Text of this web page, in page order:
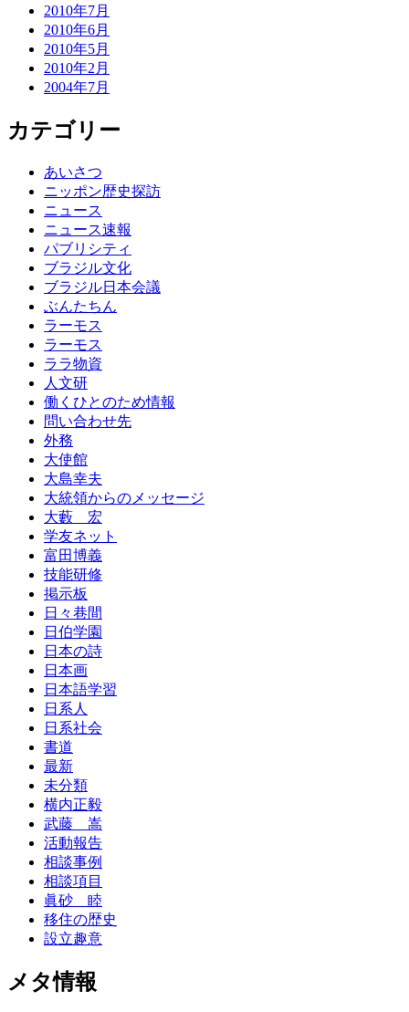
2010年7月
2010年6月
2010年5月
2010年2月
2004年7月
カテゴリー
あいさつ
ニッポン歴史探訪
ニュース
ニュース速報
パブリシティ
ブラジル文化
ブラジル日本会議
ぶんたちん
ラーモス
ラーモス
ララ物資
人文研
働くひとのため情報
問い合わせ先
外務
大使館
大島幸夫
大統領からのメッセージ
大藪 宏
学友ネット
富田博義
技能研修
掲示板
日々巷間
日伯学園
日本の詩
日本画
日本語学習
日系人
日系社会
書道
最新
未分類
横内正毅
武藤 嵩
活動報告
相談事例
相談項目
眞砂 睦
移住の歴史
設立趣意
メタ情報